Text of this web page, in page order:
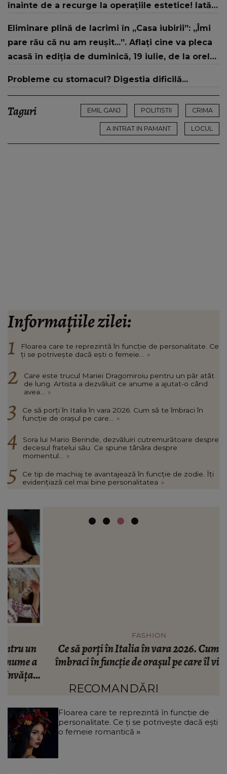
înainte de a recurge la operațiile estetice! Iată
„Tinerețe rebelă”
Eliminare plină de lacrimi în „Casa iubirii”: „Îmi
pare rău că nu am reușit...”. Aflați cine va pleca
acasă în ediția de duminică, 19 iulie, de la orele
Probleme cu stomacul? Digestia dificilă...
Taguri EMIL GANJ POLITISTII CRIMA
A INTRAT IN PAMANT LOCUL
Informațiile zilei:
Floarea care te reprezintă în funcție de personalitate. Ce
ți se potrivește dacă ești o femeie...
»
Care este trucul Mariei Dragomiroiu pentru un păr atât
de lung. Artista a dezvăluit ce anume a ajutat-o când
avea...
»
Ce să porți în Italia în vara 2026. Cum să te îmbraci în
funcție de orașul pe care...
»
Sora lui Mario Berinde, dezvăluiri cutremurătoare despre
decesul fratelui său. Ce spune tânăra despre
momentul...
»
Ce tip de machiaj te avantajează în funcție de zodie. Îți
evidențiază cel mai bine personalitatea »
Ce să porți în Italia în vara 2026. Cum să te
îmbraci în funcție de orașul pe care îl vizitezi
RECOMANDĂRI
Floarea care te reprezintă în funcție de
personalitate. Ce ți se potrivește dacă ești
o femeie romantică